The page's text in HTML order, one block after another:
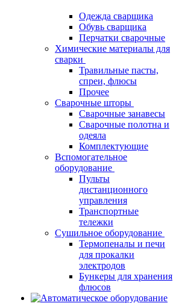
Одежда сварщика
Обувь сварщика
Перчатки сварочные
Химические материалы для
сварки
Травильные пасты,
спреи, флюсы
Прочее
Сварочные шторы
Сварочные занавесы
Сварочные полотна и
одеяла
Комплектующие
Вспомогательное
оборудование
Пульты
дистанционного
управления
Транспортные
тележки
Сушильное оборудование
Термопеналы и печи
для прокалки
электродов
Бункеры для хранения
флюсов